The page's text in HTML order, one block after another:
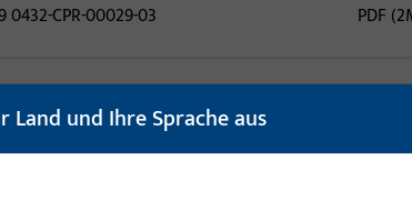
0432-CPR-00029-03 PDF
0432-CPR-00029-07
Land und Ihre Sprache aus